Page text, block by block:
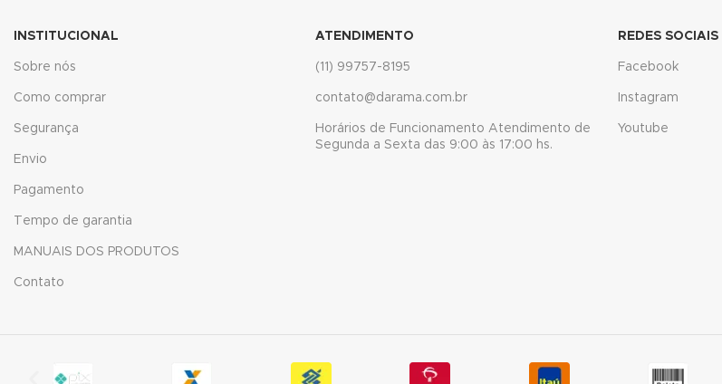
panel
panel
Panel
INSTITUCIONAL
Sobre nós
Como comprar
Segurança
Envio
Pagamento
Tempo de garantia
MANUAIS DOS PRODUTOS
Contato
ATENDIMENTO
(11) 99757-8195
contato@darama.com.br
Horários de Funcionamento Atendimento de
Segunda a Sexta das 9:00 às 17:00 hs.
REDES SOCIAIS
Facebook
Instagram
Youtube